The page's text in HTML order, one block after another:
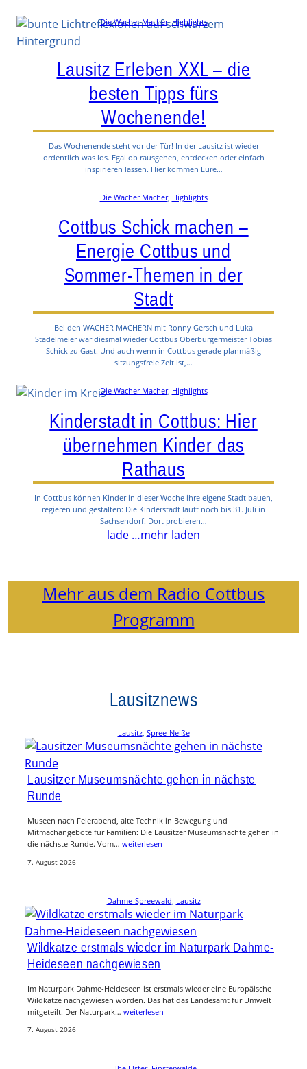
Die Wacher Macher, Highlights
Lausitz Erleben XXL – die
besten Tipps fürs
Wochenende!
Das Wochenende steht vor der Tür! In der Lausitz ist wieder
ordentlich was los. Egal ob rausgehen, entdecken oder einfach
inspirieren lassen. Hier kommen Eure…
Die Wacher Macher, Highlights
Cottbus Schick machen –
Energie Cottbus und
Sommer-Themen in der
Stadt
Bei den WACHER MACHERN mit Ronny Gersch und Luka
Stadelmeier war diesmal wieder Cottbus Oberbürgermeister Tobias
Schick zu Gast. Und auch wenn in Cottbus gerade planmäßig
sitzungsfreie Zeit ist,…
Die Wacher Macher, Highlights
Kinderstadt in Cottbus: Hier
übernehmen Kinder das
Rathaus
In Cottbus können Kinder in dieser Woche ihre eigene Stadt bauen,
regieren und gestalten: Die Kinderstadt läuft noch bis 31. Juli in
Sachsendorf. Dort probieren…
lade …mehr laden
Mehr aus dem Radio Cottbus
Programm
Lausitznews
Lausitz, Spree-Neiße
Lausitzer Museumsnächte gehen in nächste
Runde
Museen nach Feierabend, alte Technik in Bewegung und
Mitmachangebote für Familien: Die Lausitzer Museumsnächte gehen in
die nächste Runde. Vom… weiterlesen
7. August 2026
Dahme-Spreewald Lausitz
Wildkatze erstmals wieder im Naturpark Dahme-
Heideseen nachgewiesen
Im Naturpark Dahme-Heideseen ist erstmals wieder eine Europäische
Wildkatze nachgewiesen worden. Das hat das Landesamt für Umwelt
mitgeteilt. Der Naturpark… weiterlesen
7. August 2026